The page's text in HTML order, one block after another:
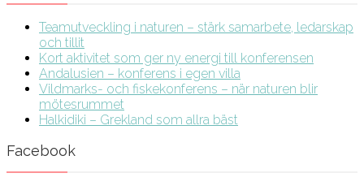
Teamutveckling i naturen – stärk samarbete, ledarskap
och tillit
Kort aktivitet som ger ny energi till konferensen
Andalusien – konferens i egen villa
Vildmarks- och fiskekonferens – när naturen blir
mötesrummet
Halkidiki – Grekland som allra bäst
Facebook